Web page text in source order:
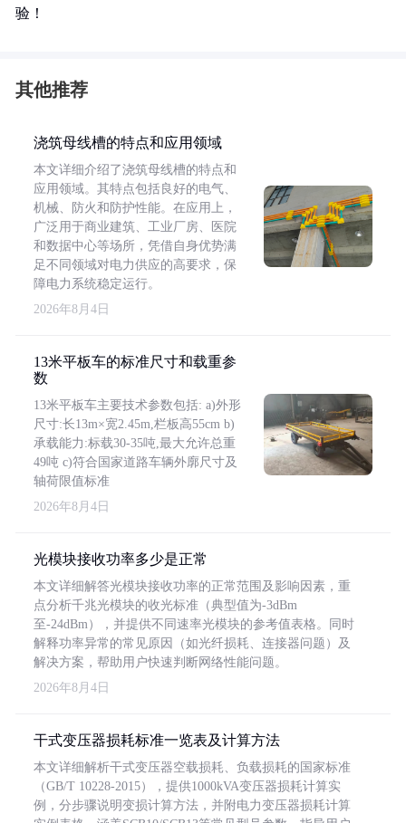
验！
其他推荐
浇筑母线槽的特点和应用领域
本文详细介绍了浇筑母线槽的特点和
应用领域。其特点包括良好的电气、
机械、防火和防护性能。在应用上，
广泛用于商业建筑、工业厂房、医院
和数据中心等场所，凭借自身优势满
足不同领域对电力供应的高要求，保
障电力系统稳定运行。
2026年8月4日
13米平板车的标准尺寸和载重参
数
13米平板车主要技术参数包括: a)外形
尺寸:长13m×宽2.45m,栏板高55cm b)
承载能力:标载30-35吨,最大允许总重
49吨 c)符合国家道路车辆外廓尺寸及
轴荷限值标准
2026年8月4日
光模块接收功率多少是正常
本文详细解答光模块接收功率的正常范围及影响因素，重
点分析千兆光模块的收光标准（典型值为-3dBm
至-24dBm），并提供不同速率光模块的参考值表格。同时
解释功率异常的常见原因（如光纤损耗、连接器问题）及
解决方案，帮助用户快速判断网络性能问题。
2026年8月4日
干式变压器损耗标准一览表及计算方法
本文详细解析干式变压器空载损耗、负载损耗的国家标准
（GB/T 10228-2015），提供1000kVA变压器损耗计算实
例，分步骤说明变损计算方法，并附电力变压器损耗计算